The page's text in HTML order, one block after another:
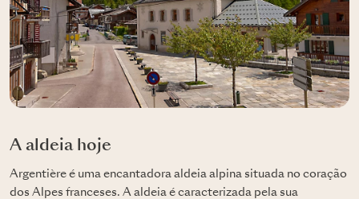
A aldeia hoje
Argentière é uma encantadora aldeia alpina situada no coração
dos Alpes franceses. A aldeia é caracterizada pela sua